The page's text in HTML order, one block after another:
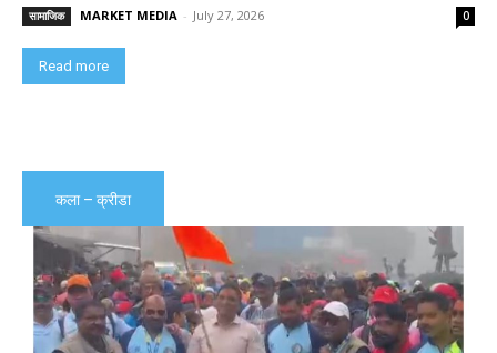
सामाजिक MARKET MEDIA - July 27, 2026 0
Read more
कला – क्रीडा